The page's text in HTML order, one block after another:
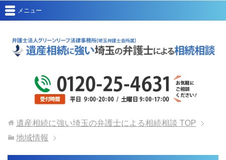
メニュー
遺産相続に強い埼玉の弁護士による相続相談 TOP
地域情報